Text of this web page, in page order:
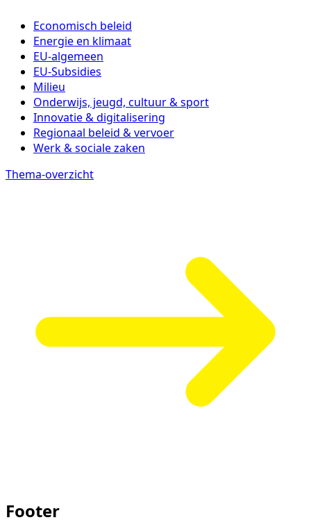
Economisch beleid
Energie en klimaat
EU-algemeen
EU-Subsidies
Milieu
Onderwijs, jeugd, cultuur & sport
Innovatie & digitalisering
Regionaal beleid & vervoer
Werk & sociale zaken
Thema-overzicht
Footer